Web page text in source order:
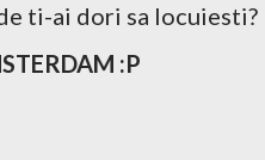
ti-ai dori sa locuiesti?
:P